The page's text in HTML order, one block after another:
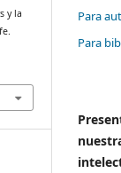
y la
Para
Para